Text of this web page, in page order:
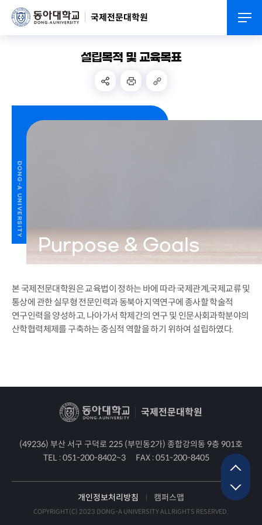
국제전문대학원
설립목적 및 교육목표
Purpose & Goals
본 국제전문대학원은 교육법이 정하는 바에 따라 국제관계,국제교류 및
통상에 관한 실무형 전문인력과 동북아 지역연구에 종사할 학술적
연구인력을 양성하고, 나아가서 학제간의 연구 및 인문사회과학분야의
산학협력체제를 구축하는 중심적 역할을 하기 위하여 설립하였다.
국제전문대학원
(49236) 부산 서구 구덕로 225 (부민동2가) 종합강의동 9층 901호
TEL :051-200-8402~3 FAX :051-200-8405
개인정보처리방침 캠퍼스맵
COPYRIGHT(C) 2023 DONG-A UNIVERSITY ALLRIGHTS RESERVED.